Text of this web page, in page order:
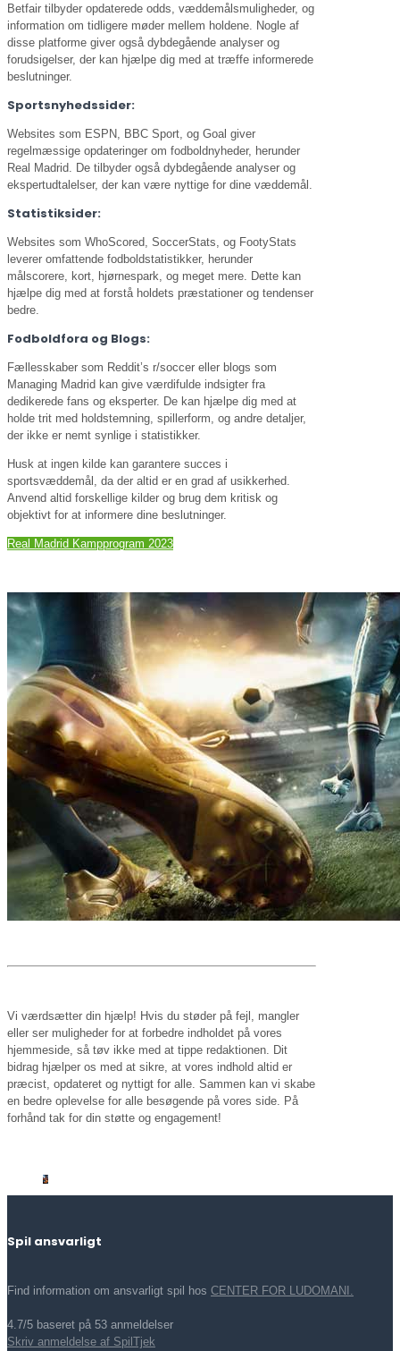
Betfair tilbyder opdaterede odds, væddemålsmuligheder, og
information om tidligere møder mellem holdene. Nogle af
disse platforme giver også dybdegående analyser og
forudsigelser, der kan hjælpe dig med at træffe informerede
beslutninger.
Sportsnyhedssider:
Websites som ESPN, BBC Sport, og Goal giver
regelmæssige opdateringer om fodboldnyheder, herunder
Real Madrid. De tilbyder også dybdegående analyser og
ekspertudtalelser, der kan være nyttige for dine væddemål.
Statistiksider:
Websites som WhoScored, SoccerStats, og FootyStats
leverer omfattende fodboldstatistikker, herunder
målscorere, kort, hjørnespark, og meget mere. Dette kan
hjælpe dig med at forstå holdets præstationer og tendenser
bedre.
Fodboldfora og Blogs:
Fællesskaber som Reddit’s r/soccer eller blogs som
Managing Madrid kan give værdifulde indsigter fra
dedikerede fans og eksperter. De kan hjælpe dig med at
holde trit med holdstemning, spillerform, og andre detaljer,
der ikke er nemt synlige i statistikker.
Husk at ingen kilde kan garantere succes i
sportsvæddemål, da der altid er en grad af usikkerhed.
Anvend altid forskellige kilder og brug dem kritisk og
objektivt for at informere dine beslutninger.
Real Madrid Kampprogram 2023
Vi værdsætter din hjælp! Hvis du støder på fejl, mangler
eller ser muligheder for at forbedre indholdet på vores
hjemmeside, så tøv ikke med at tippe redaktionen. Dit
bidrag hjælper os med at sikre, at vores indhold altid er
præcist, opdateret og nyttigt for alle. Sammen kan vi skabe
en bedre oplevelse for alle besøgende på vores side. På
forhånd tak for din støtte og engagement!
Spil ansvarligt
Find information om ansvarligt spil hos CENTER FOR LUDOMANI.
4.7/5 baseret på 53 anmeldelser
Skriv anmeldelse af SpilTjek